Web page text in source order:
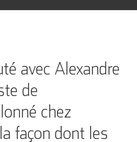
avec Alexandre
de
chez
façon dont les